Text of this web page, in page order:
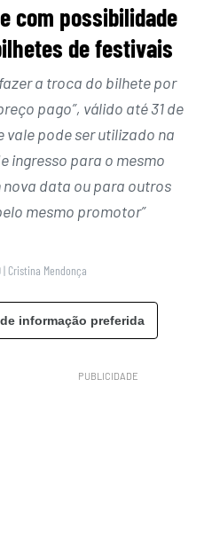
com possibilidade
de festivais
a troca do bilhete por
pago”, válido até 31 de
vale pode ser utilizado na
ingresso para o mesmo
data ou para outros
mesmo promotor”
| Cristina Mendonça
informação preferida